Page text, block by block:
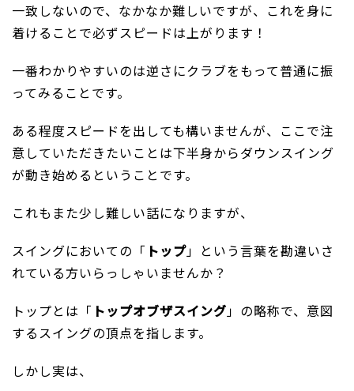
一致しないので、なかなか難しいですが、これを身に
着けることで必ずスピードは上がります！
一番わかりやすいのは逆さにクラブをもって普通に振
ってみることです。
ある程度スピードを出しても構いませんが、ここで注
意していただきたいことは下半身からダウンスイング
が動き始めるということです。
これもまた少し難しい話になりますが、
スイングにおいての「 トップ」という言葉を勘違いさ
れている方いらっしゃいませんか？
トップとは「 トップオブザスイング」の略称で、意図
するスイングの頂点を指します。
しかし実は、